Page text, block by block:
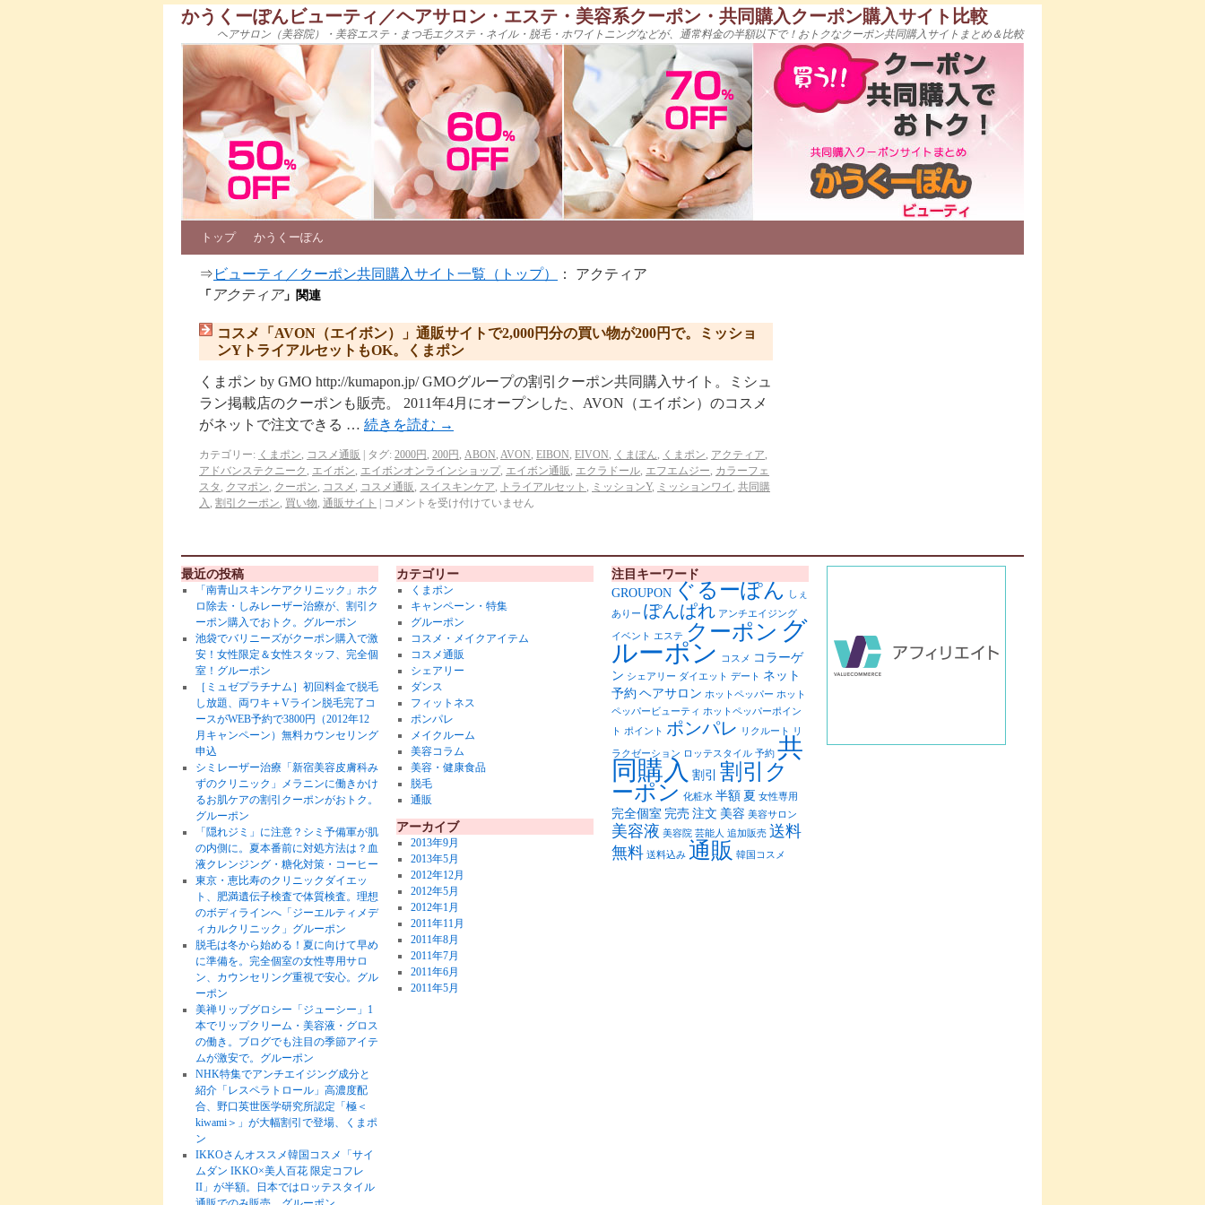
かうくーぽんビューティ／ヘアサロン・エステ・美容系クーポン・共同購入クーポン購入サイト比較
ヘアサロン（美容院）・美容エステ・まつ毛エクステ・ネイル・脱毛・ホワイトニングなどが、通常料金の半額以下で！おトクなクーポン共同購入サイトまとめ＆比較
トップ かうくーぽん
⇒ ビューティ／クーポン共同購入サイト一覧（トップ） ： アクティア
「 アクティア」関連
コスメ「AVON（エイボン）」通販サイトで2,000円分の買い物が200円で。ミッショ
ンYトライアルセットもOK。くまポン
くまポン by GMO http://kumapon.jp/ GMOグループの割引クーポン共同購入サイト。ミシュ
ラン掲載店のクーポンも販売。 2011年4月にオープンした、AVON（エイボン）のコスメ
がネットで注文できる … 続きを読む →
カテゴリー: くまポン, コスメ通販 タグ: 2000円 , 200円 , ABON, AVON, EIBON, EIVON, くまぽん, くまポン, アクティア,
アドバンステクニーク , エイボン, エイボンオンラインショップ, エイボン通販 , エクラドール, エフエムジー, カラーフェ
スタ , クマポン, クーポン, コスメ , コスメ通販 , スイスキンケア, トライアルセット , ミッションY, ミッションワイ , 共同購
入 , 割引クーポン, 買い物, 通販サイト コメントを受け付けていません
最近の投稿
「南青山スキンケアクリニック」ホク
ロ除去・しみレーザー治療が、割引ク
ーポン購入でおトク。グルーポン
池袋でバリニーズがクーポン購入で激
安！女性限定＆女性スタッフ、完全個
室！グルーポン
［ミュゼプラチナム］初回料金で脱毛
し放題、両ワキ＋Vライン脱毛完了コ
ースがWEB予約で3800円（2012年12
月キャンペーン）無料カウンセリング
申込
シミレーザー治療「新宿美容皮膚科み
ずのクリニック」メラニンに働きかけ
るお肌ケアの割引クーポンがおトク。
グルーポン
「隠れジミ」に注意？シミ予備軍が肌
の内側に。夏本番前に対処方法は？血
液クレンジング・糖化対策・コーヒー
東京・恵比寿のクリニックダイエッ
ト、肥満遺伝子検査で体質検査。理想
のボディラインへ「ジーエルティメデ
ィカルクリニック」グルーポン
脱毛は冬から始める！夏に向けて早め
に準備を。完全個室の女性専用サロ
ン、カウンセリング重視で安心。グル
ーポン
美禅リップグロシー「ジューシー」1
本でリップクリーム・美容液・グロス
の働き。ブログでも注目の季節アイテ
ムが激安で。グルーポン
NHK特集でアンチエイジング成分と
紹介「レスペラトロール」高濃度配
合、野口英世医学研究所認定「極＜
kiwami＞」が大幅割引で登場、くまポ
ン
IKKOさんオススメ韓国コスメ「サイ
ムダン IKKO×美人百花 限定コフレ
II」が半額。日本ではロッテスタイル
カテゴリー
くまポン
キャンペーン・特集
グルーポン
コスメ・メイクアイテム
コスメ通販
シェアリー
ダンス
フィットネス
ポンパレ
メイクルーム
美容コラム
美容・健康食品
脱毛
通販
アーカイブ
2013年9月
2013年5月
2012年12月
2012年5月
2012年1月
2011年11月
2011年8月
2011年7月
2011年6月
2011年5月
注目キーワード
GROUPONぐるーぽん しぇ
ありー ぽんぱれ アンチエイジング
イベント エステ クーポン グ
ルーポン コスメ
コラーゲ
ン シェアリー ダイエット デート ネット
予約 ヘアサロン ホットペッパー ホット
ペッパービューティ ホットペッパーポイン
ト ポイント ポンパレ リクルート リ
ラクゼーション ロッテスタイル 予約 共
同購入 割引
割引ク
ーポン 化粧水 半額 夏 女性専用
完全個室 完売 注文 美容 美容サロン
美容液 美容院 芸能人 追加販売 送料
無料 送料込み 通販 韓国コスメ